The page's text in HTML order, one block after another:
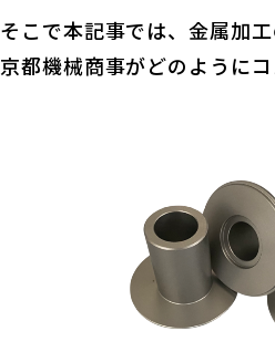
そこで本記事では、金属加
京都機械商事がどのように